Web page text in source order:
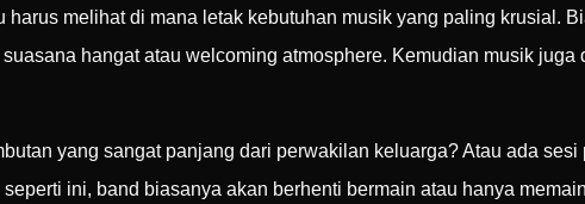
melihat di mana letak kebutuhan musik yang paling krusial.
hangat atau welcoming atmosphere. Kemudian musik juga
yang sangat panjang dari perwakilan keluarga? Atau ada
ini, band biasanya akan berhenti bermain atau hanya